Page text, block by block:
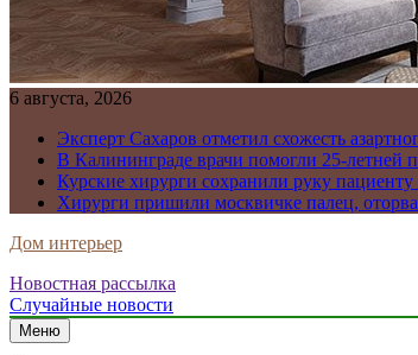
6 августа, 2026
Эксперт Сахаров отметил схожесть
В Калининграде врачи помогли 25-летней
Курские хирурги сохранили руку
Хирурги пришили москвичке палец,
Дом интерьер
Новостная рассылка
Случайные новости
Меню